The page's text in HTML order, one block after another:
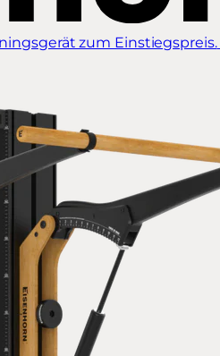
zum Einstiegspreis.